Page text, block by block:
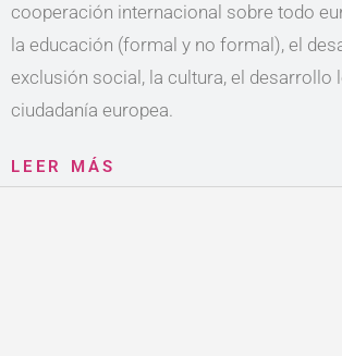
cooperación internacional sobre todo
la educación (formal y no formal), el
exclusión social, la cultura, el desarrollo
ciudadanía europea.
LEER MÁS